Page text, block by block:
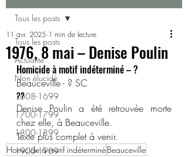
Tous les posts
Actualité
Non élucidé
1608-1699
1700-1799
1800-1899
1900-1909
Tous les posts
1976, 8 mai – Denise Poulin
11 avr. 2025 1 min de lecture
Homicide à motif indéterminé – ?
Beauceville - ? SC
??
Denise Poulin a été retrouvée morte
chez elle, à Beauceville.
Texte plus complet à venir.
Homicide à motif indéterminéBeauceville